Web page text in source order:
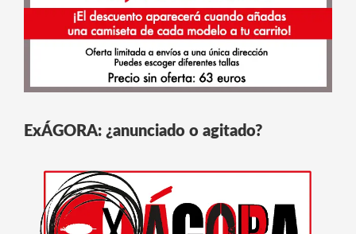
ExÁGORA: ¿anunciado o agitado?